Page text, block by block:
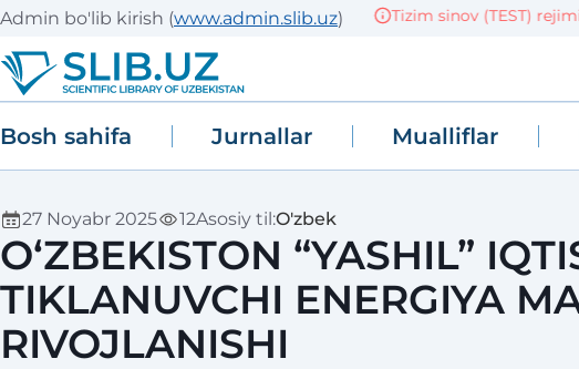
Admin bo'lib kirish (www.admin.slib.uz) Tizim sinov (TEST)
Bosh sahifa Jurnallar Mualliflar
27 Noyabr 2025 12Asosiy til:O'zbek
O‘ZBEKISTON “YASHIL”
TIKLANUVCHI ENERGIYA
RIVOJLANISHI